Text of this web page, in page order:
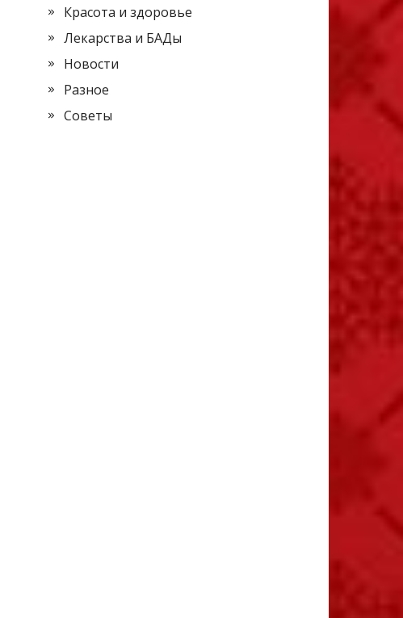
Красота и здоровье
Лекарства и БАДы
Новости
Разное
Советы